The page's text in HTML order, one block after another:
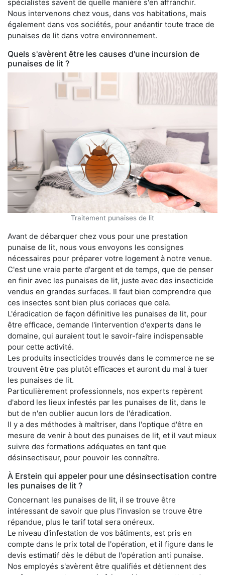
spécialistes savent de quelle manière s'en affranchir.
Nous intervenons chez vous, dans vos habitations, mais
également dans vos sociétés, pour anéantir toute trace de
punaises de lit dans votre environnement.
Quels s'avèrent être les causes d'une incursion de
punaises de lit ?
Traitement punaises de lit
Avant de débarquer chez vous pour une prestation
punaise de lit, nous vous envoyons les consignes
nécessaires pour préparer votre logement à notre venue.
C'est une vraie perte d'argent et de temps, que de penser
en finir avec les punaises de lit, juste avec des insecticide
vendus en grandes surfaces. Il faut bien comprendre que
ces insectes sont bien plus coriaces que cela.
L'éradication de façon définitive les punaises de lit, pour
être efficace, demande l'intervention d'experts dans le
domaine, qui auraient tout le savoir-faire indispensable
pour cette activité.
Les produits insecticides trouvés dans le commerce ne se
trouvent être pas plutôt efficaces et auront du mal à tuer
les punaises de lit.
Particulièrement professionnels, nos experts repèrent
d'abord les lieux infestés par les punaises de lit, dans le
but de n'en oublier aucun lors de l'éradication.
Il y a des méthodes à maîtriser, dans l'optique d'être en
mesure de venir à bout des punaises de lit, et il vaut mieux
suivre des formations adéquates en tant que
désinsectiseur, pour pouvoir les connaître.
À Erstein qui appeler pour une désinsectisation contre
les punaises de lit ?
Concernant les punaises de lit, il se trouve être
intéressant de savoir que plus l'invasion se trouve être
répandue, plus le tarif total sera onéreux.
Le niveau d'infestation de vos bâtiments, est pris en
compte dans le prix total de l'opération, et il figure dans le
devis estimatif dès le début de l'opération anti punaise.
Nos employés s'avèrent être qualifiés et détiennent des